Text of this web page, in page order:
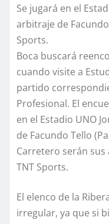
Se jugará en el
arbitraje de
Sports.
Boca buscará
cuando visite a
partido
Profesional. El
en el Estadio UNO
de Facundo Tello
Carretero serán sus
TNT Sports.
El elenco de la
irregular, ya que si